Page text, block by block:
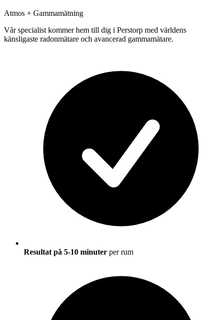
Atmos + Gammamätning
Vår specialist kommer hem till dig i Perstorp med världens
känsligaste radonmätare och avancerad gammamätare.
Resultat på 5-10 minuter per rum